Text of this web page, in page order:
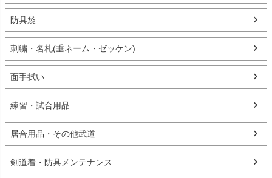
防具袋
刺繍・名札(垂ネーム・ゼッケン)
面手拭い
練習・試合用品
居合用品・その他武道
剣道着・防具メンテナンス